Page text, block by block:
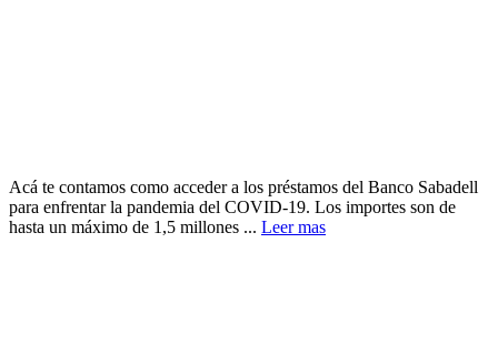
Acá te contamos como acceder a los préstamos del Banco Sabadell
para enfrentar la pandemia del COVID-19. Los importes son de
hasta un máximo de 1,5 millones ... Leer mas